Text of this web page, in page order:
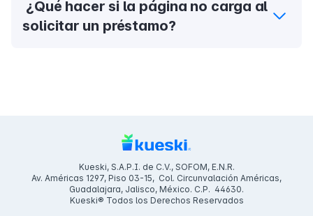
préstamo actual y esperar la confirmación de no
adeudo.
¿Qué hacer si la página no carga al
solicitar un préstamo?
de nuestro asistente virtual Kike para obtener ayuda.
Kueski, S.A.P.I. de C.V., SOFOM, E.N.R.
Av. Américas 1297, Piso 03-15, Col. Circunvalación Américas,
Guadalajara, Jalisco, México. C.P. 44630.
Kueski® Todos los Derechos Reservados